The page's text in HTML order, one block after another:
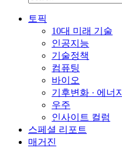
토픽
10대 미래 기술
인공지능
기술정책
컴퓨팅
바이오
기후변화 · 에너지
우주
인사이트 컬럼
스페셜 리포트
매거진